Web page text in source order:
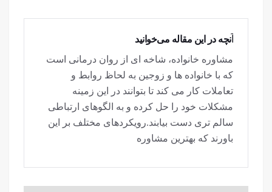
آنچه در این مقاله می‌خوانید
مشاوره خانواده، شاخه ای از روان درمانی است
که با خانواده ها و زوجین به لحاظ روابط و
تعاملات کار می کند تا بتوانند در این زمینه
مشکلات خود را حل کرده و به الگوهای ارتباطی
سالم تری دست بیابند.رویکردهای مختلف بر این
باورند که بهترین مشاوره